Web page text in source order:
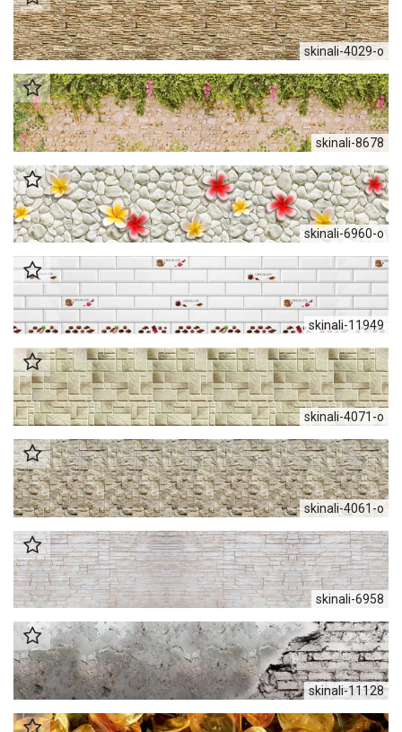
skinali-4029-o
skinali-8678
skinali-6960-o
skinali-11949
skinali-4071-o
skinali-4061-o
skinali-6958
skinali-11128